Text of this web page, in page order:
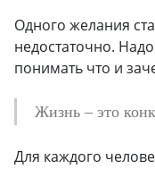
Одного желания
недостаточно.
понимать что и
Жизнь – это
Для каждого